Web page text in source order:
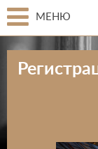
МЕНЮ